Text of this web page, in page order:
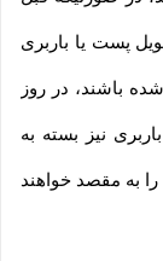
تحویل پست یا باربری
باشند، در روز
نیز بسته به
بعد کالا را به مقصد خواهند